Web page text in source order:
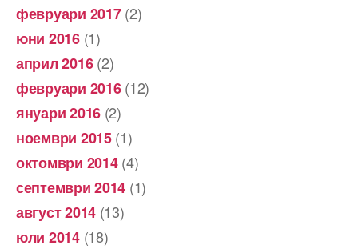
февруари 2017(2)
юни 2016(1)
април 2016(2)
февруари 2016(12)
януари 2016 (2)
ноември 2015(1)
октомври 2014(4)
септември 2014 (1)
август 2014 (13)
юли 2014(18)